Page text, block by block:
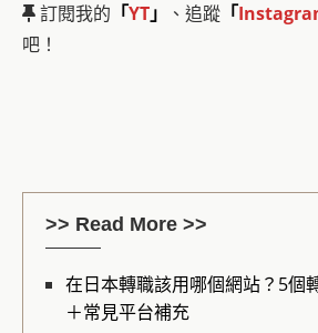
訂閱我的 「YT」 、追蹤 「
吧！
>> Read More >>
在日本轉職該用哪個網站？5個
＋常見平台補充